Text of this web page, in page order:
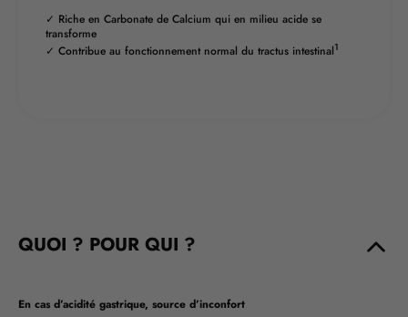
✓ Riche en Carbonate de Calcium qui en milieu acide se
transforme
✓ Contribue au fonctionnement normal du tractus intestinal1
QUOI ? POUR QUI ?
En cas d’acidité gastrique, source d’inconfort